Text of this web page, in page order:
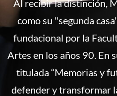
Al recibir la distinción,
como su "segunda
fundacional por la
Artes en los años 90. En
titulada “Memorias y
defender y transformar